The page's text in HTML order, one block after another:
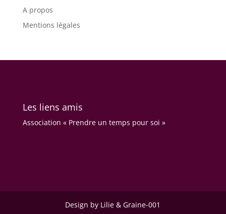
A propos
Mentions légales
Les liens amis
Association « Prendre un temps pour soi »
Design by Lilie & Graine-001